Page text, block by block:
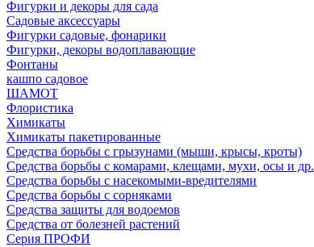
Фигурки и декоры для сада
Садовые аксессуары
Фигурки садовые, фонарики
Фигурки, декоры водоплавающие
Фонтаны
кашпо садовое
ШАМОТ
Флористика
Химикаты
Химикаты пакетированные
Средства борьбы с грызунами (мыши, крысы, кроты)
Средства борьбы с комарами, клещами, мухи, осы и др.
Средства борьбы с насекомыми-вредителями
Средства борьбы с сорняками
Средства защиты для водоемов
Средства от болезней растений
Серия ПРОФИ